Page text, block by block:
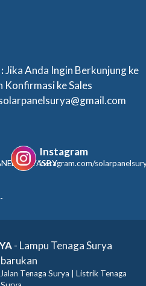
Jika Anda Ingin Berkunjung ke
ke Sales
Instagram
instagram.com/
- Lampu Tenaga Surya
Tenaga Surya | Listrik Tenaga